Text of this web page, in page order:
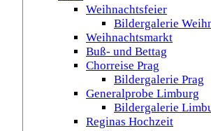
Weihnachtsfeier
Bildergalerie
Weihnachtsmarkt
Buß- und Bettag
Chorreise Prag
Bildergalerie Prag
Generalprobe Limburg
Bildergalerie
Reginas Hochzeit